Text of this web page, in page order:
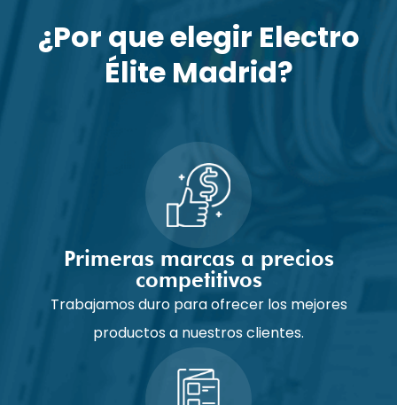
¿Por que elegir Electro
Élite Madrid?
Primeras marcas a precios
competitivos
Trabajamos duro para ofrecer los mejores
productos a nuestros clientes.